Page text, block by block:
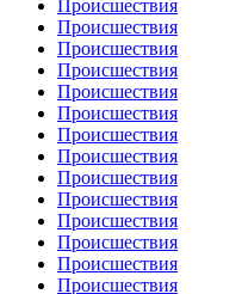
Происшествия
Происшествия
Происшествия
Происшествия
Происшествия
Происшествия
Происшествия
Происшествия
Происшествия
Происшествия
Происшествия
Происшествия
Происшествия
Происшествия